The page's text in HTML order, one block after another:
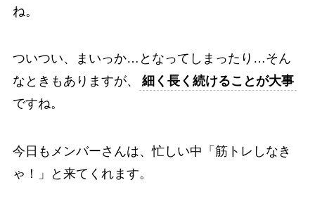
ね。
ついつい、まいっか…となってしまったり…そん
なときもありますが、
細く長く続けることが大事
ですね。
今日もメンバーさんは、忙しい中「筋トレしなき
ゃ！」と来てくれます。